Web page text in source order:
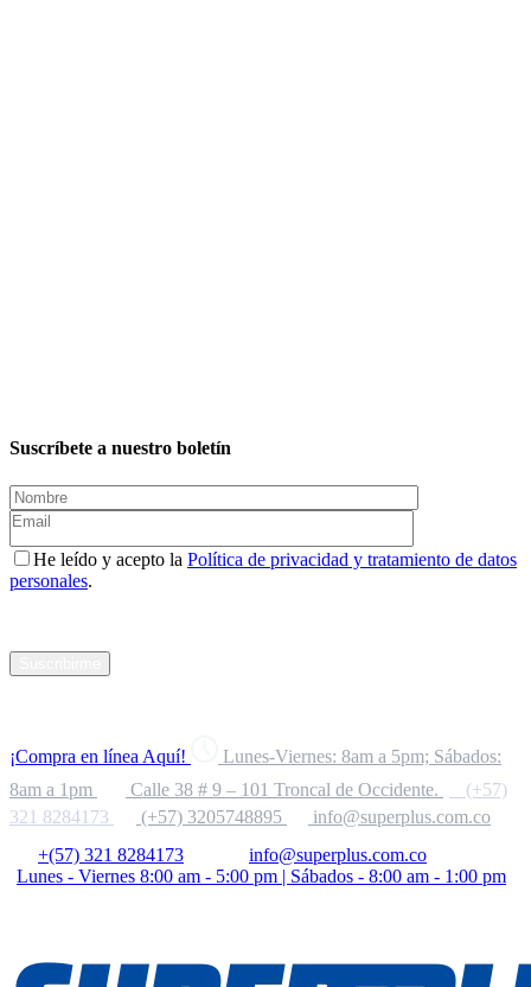
Suscríbete a nuestro boletín
He leído y acepto la Política de privacidad y tratamiento de datos
personales.
¡Compra en línea Aquí!
Lunes-Viernes: 8am a 5pm; Sábados:
8am a 1pm
Calle 38 # 9 – 101 Troncal de Occidente.
(+57)
321 8284173
(+57) 3205748895
info@superplus.com.co
+(57) 321 8284173
info@superplus.com.co
Lunes - Viernes 8:00 am - 5:00 pm | Sábados - 8:00 am - 1:00 pm